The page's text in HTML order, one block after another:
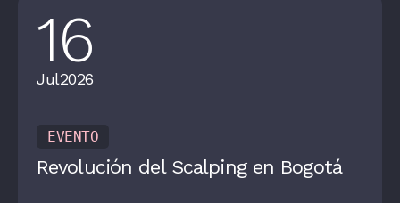
16
Jul2026
EVENTO
Revolución del Scalping en Bogotá